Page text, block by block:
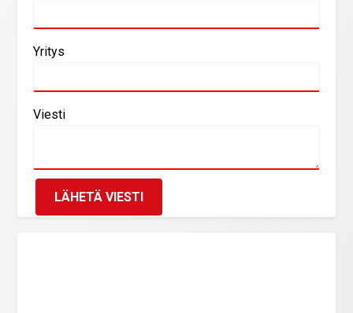
Yritys
Viesti